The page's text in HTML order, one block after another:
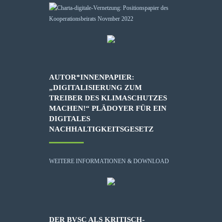
AUTOR*INNENPAPIER:
„DIGITALISIERUNG ZUM
TREIBER DES KLIMASCHUTZES
MACHEN!“ PLÄDOYER FÜR EIN
DIGITALES
NACHHALTIGKEITSGESETZ
WEITERE INFORMATIONEN & DOWNLOAD
DER BVSC ALS KRITISCH-